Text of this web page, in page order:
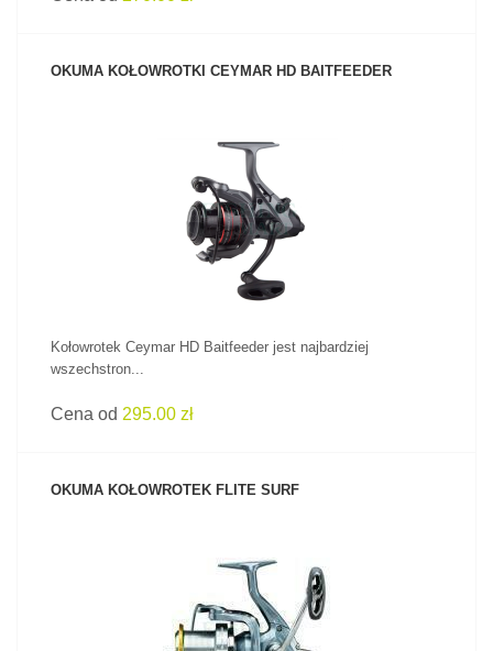
OKUMA KOŁOWROTKI CEYMAR HD BAITFEEDER
ZOBACZ PRODUKT
Kołowrotek Ceymar HD Baitfeeder jest najbardziej
wszechstron...
Cena od 295.00 zł
OKUMA KOŁOWROTEK FLITE SURF
ZOBACZ PRODUKT